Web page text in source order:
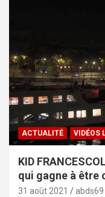
ACTUALITÉ VIDÉOS
KID
qui gagne à être
31 août 2021 abds69